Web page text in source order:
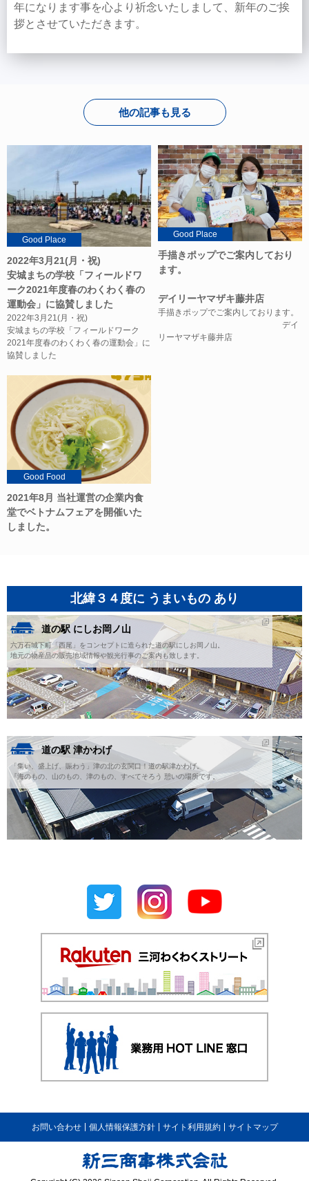
年になります事を心より祈念いたしまして、新年のご挨
拶とさせていただきます。
他の記事も見る
Good Place
2022年3月21(月・祝)
安城まちの学校「フィールドワ
ーク2021年度春のわくわく春の
運動会」に協賛しました
2022年3月21(月・祝)
安城まちの学校「フィールドワーク
2021年度春のわくわく春の運動会」に
協賛しました
Good Place
手描きポップでご案内しており
ます。
デイリーヤマザキ藤井店
手描きポップでご案内しております。
デイ
リーヤマザキ藤井店
Good Food
2021年8月 当社運営の企業内食
堂でベトナムフェアを開催いた
しました。
北緯３４度に うまいもの あり
道の駅 にしお岡ノ山
六万石城下町「西尾」をコンセプトに造られた道の駅にしお岡ノ山。
地元の物産品の販売地域情報や観光行事のご案内も致します。
道の駅 津かわげ
「集い、盛上げ、賑わう」津の北の玄関口！道の駅津かわげ。
『海のもの、山のもの、津のもの、すべてそろう 憩いの場所です。
お問い合わせ 個人情報保護方針 サイト利用規約 サイトマップ